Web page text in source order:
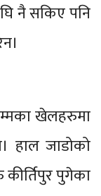
नै सकिए पनि
खेलहरुमा
हाल जाडोको
पुगेका